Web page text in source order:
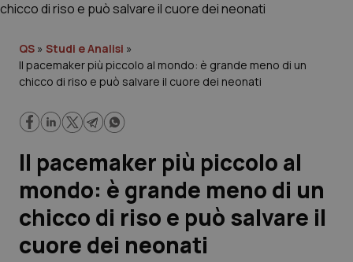
Governo e Parlamento
Regioni e Asl
Lavoro e Professioni
Scienza e Farmaci
Studi e Analisi
QS » Studi e Analisi »
Il pacemaker più piccolo al mondo: è grande meno di un
chicco di riso e può salvare il cuore dei neonati
Il pacemaker più piccolo al
mondo: è grande meno di un
chicco di riso e può salvare il
cuore dei neonati